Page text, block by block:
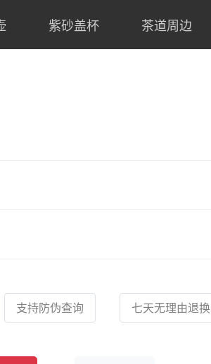
紫砂盖杯 茶道周边
支持防伪查询 七天无理由退换